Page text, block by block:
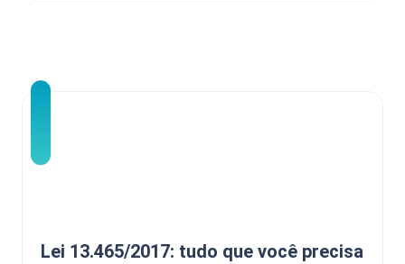
Lei 13.465/2017: tudo que você precisa